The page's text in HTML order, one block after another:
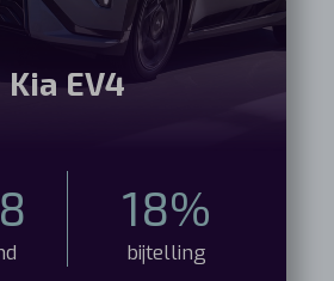
Kia EV4
18%
bijtelling